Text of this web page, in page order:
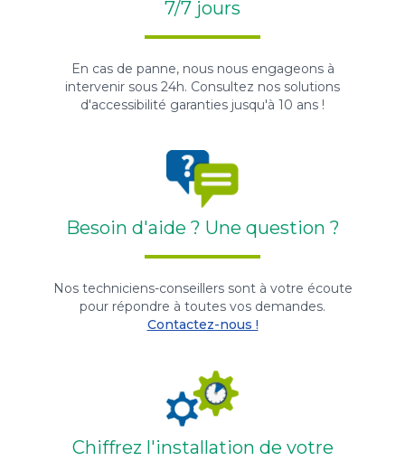
7/7 jours
En cas de panne, nous nous engageons à
intervenir sous 24h. Consultez nos solutions
d'accessibilité garanties jusqu'à 10 ans !
Besoin d'aide ? Une question ?
Nos techniciens-conseillers sont à votre écoute
pour répondre à toutes vos demandes.
Contactez-nous !
Chiffrez l'installation de votre